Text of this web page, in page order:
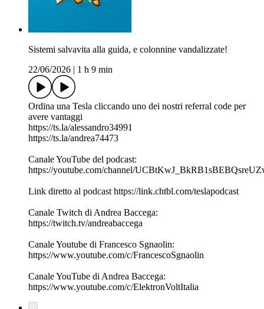
Sistemi salvavita alla guida, e colonnine vandalizzate!
22/06/2026
1 h 9 min
Ordina una Tesla cliccando uno dei nostri referral code per
avere vantaggi
https://ts.la/alessandro34991
https://ts.la/andrea74473
Canale YouTube del podcast:
https://youtube.com/channel/
Link diretto al podcast https://link.chtbl.com/teslapodcast
Canale Twitch di Andrea Baccega:
https://twitch.tv/andreabaccega
Canale Youtube di Francesco Sgnaolin:
https://www.youtube.com/c/FrancescoSgnaolin
Canale YouTube di Andrea Baccega:
https://www.youtube.com/c/ElektronVoltItalia